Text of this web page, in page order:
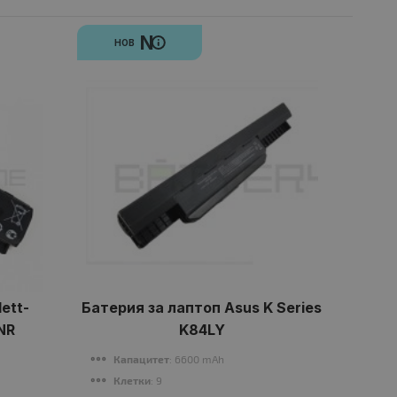
НОВ N
Батерия за лаптоп Asus K Series
K84LY
Капацитет: 6600 mAh
Клетки: 9